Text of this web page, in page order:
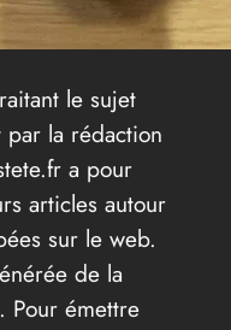
le sujet
la rédaction
a pour
articles autour
sur le web.
de la
Pour émettre